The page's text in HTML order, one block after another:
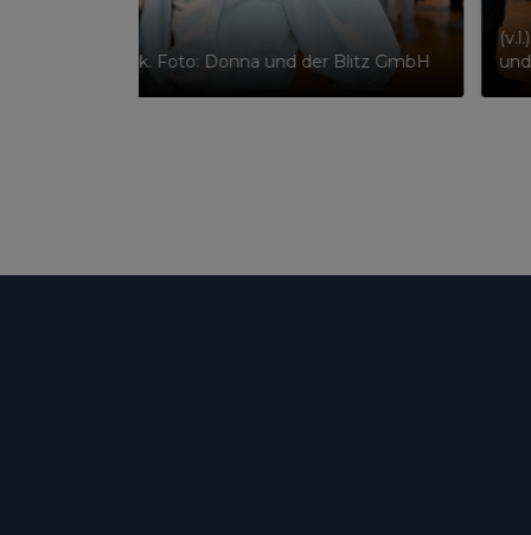
Philippa Köhnk. Foto: Donna und der Blitz GmbH